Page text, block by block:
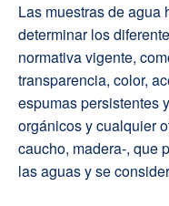
Las muestras de
determinar los
normativa vigente,
transparencia, color,
espumas persistentes
orgánicos y cualquier
caucho, madera-, que
las aguas y se